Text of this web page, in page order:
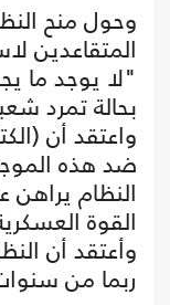
وحول منح
المتقاعدين
"لا يوجد ما
بحالة تمرد
واعتقد أن
ضد هذه
النظام
القوة
وأعتقد أن
ربما من